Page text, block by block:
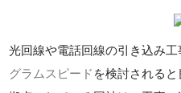
光回線や電話回線の引き込み
グラムスピード を検討される